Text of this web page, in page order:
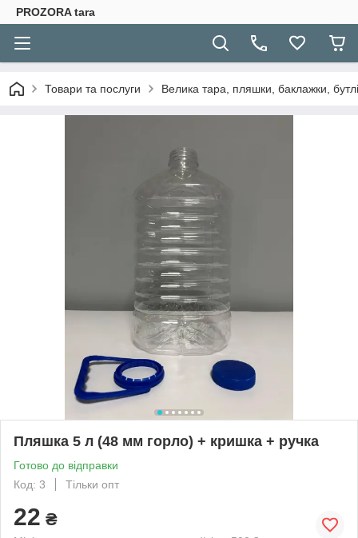
PROZORA tara
Товари та послуги Велика тара, пляшки, баклажки,
Пляшка 5 л (48 мм горло) + кришка + ручка
Готово до відправки
Код: 3
Тільки опт
22 ₴